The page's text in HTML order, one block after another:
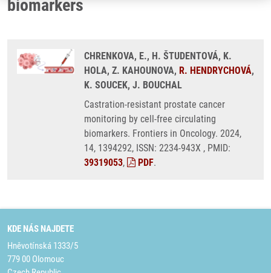
biomarkers
CHRENKOVA, E., H. ŠTUDENTOVÁ, K.
HOLA, Z. KAHOUNOVA, R. HENDRYCHOVÁ,
K. SOUCEK, J. BOUCHAL
Castration-resistant prostate cancer
monitoring by cell-free circulating
biomarkers. Frontiers in Oncology. 2024,
14, 1394292, ISSN: 2234-943X , PMID:
39319053, PDF.
KDE NÁS NAJDETE
Hněvotínská 1333/5
779 00 Olomouc